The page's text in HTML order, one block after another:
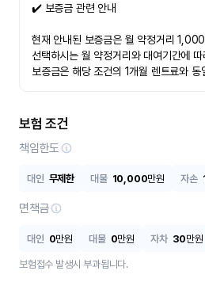
✔️ 보증금 관련 안내
현재 안내된 보증금은 월 약정거리
선택하시는 월 약정거리와 대여기간에 따
보증금은 해당 조건의 1개월 렌트료와
보험 조건
책임한도
대인 무제한 대물 10,000만원 자손
면책금
대인 0만원 대물 0만원 자차 30만원
보험접수 발생시 부과됩니다.